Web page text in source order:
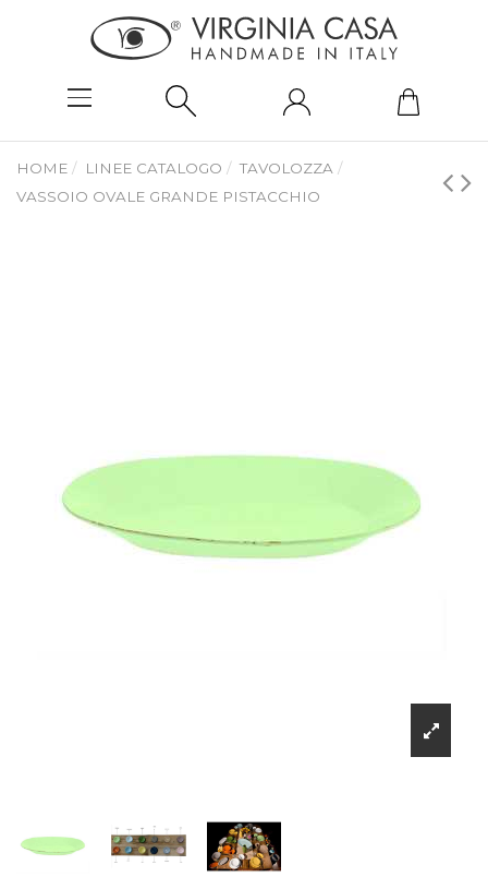
HOME LINEE CATALOGO
TAVOLOZZA
VASSOIO OVALE GRANDE PISTACCHIO